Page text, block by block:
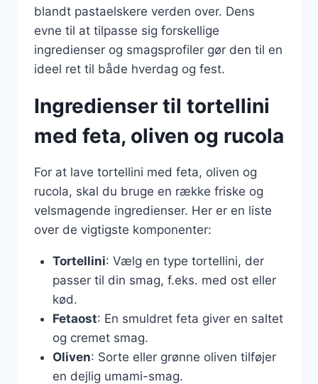
blandt pastaelskere verden over. Dens
evne til at tilpasse sig forskellige
ingredienser og smagsprofiler gør den til en
ideel ret til både hverdag og fest.
Ingredienser til tortellini
med feta, oliven og rucola
For at lave tortellini med feta, oliven og
rucola, skal du bruge en række friske og
velsmagende ingredienser. Her er en liste
over de vigtigste komponenter:
Tortellini: Vælg en type tortellini, der
passer til din smag, f.eks. med ost eller
kød.
Fetaost: En smuldret feta giver en saltet
og cremet smag.
Oliven: Sorte eller grønne oliven tilføjer
en dejlig umami-smag.